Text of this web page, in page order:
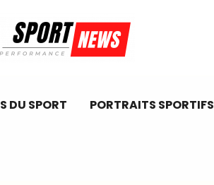
DU SPORT PORTRAITS SPORTIFS